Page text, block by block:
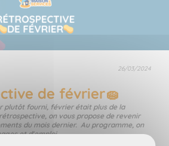
26/03/2024
de février🧽
plutôt fourni, février était plus de la
on vous propose de revenir
du mois dernier. Au programme, on
et d'emploi.